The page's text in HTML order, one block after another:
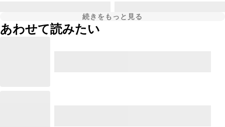
続きをもっと見る
あわせて読みたい